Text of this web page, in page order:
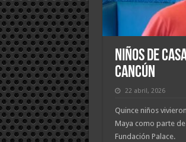
Niños de
Cancún
22 abril, 2026
Quince niños
Maya como parte
Fundación Palace.